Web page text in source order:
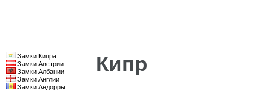
Замки Кипра
Замки Австрии
Замки Албании
Замки Англии
Замки Андорры
Кипр